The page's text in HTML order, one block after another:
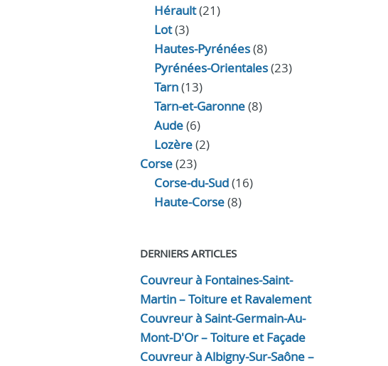
Hérault(21)
Lot(3)
Hautes-Pyrénées(8)
Pyrénées-Orientales(23)
Tarn(13)
Tarn-et-Garonne(8)
Aude(6)
Lozère(2)
Corse(23)
Corse-du-Sud(16)
Haute-Corse(8)
DERNIERS ARTICLES
Couvreur à Fontaines-Saint-
Martin – Toiture et Ravalement
Couvreur à Saint-Germain-Au-
Mont-D'Or – Toiture et Façade
Couvreur à Albigny-Sur-Saône –